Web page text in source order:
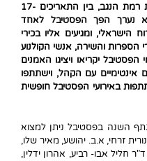
במדרשת בן גוריון שבמועצה האזורית רמת הנגב, בין התאריכים 17-
הוא נערך הפך הפסטיבל לאחד
ומגיעים אליו בכירי
הספרות והשירה, אנשי הקולנוע
יקריאו ויציגו האמנים
אינטימיים עם הקהל, וישתתפו
באירועי הפסטיבל חופשית
השנה בפסטיבל ניתן למצוא
נורית זרחי, א.ב. יהושע, מאיר שלו,
חליל אבו- רביע, אהרון ידלין,